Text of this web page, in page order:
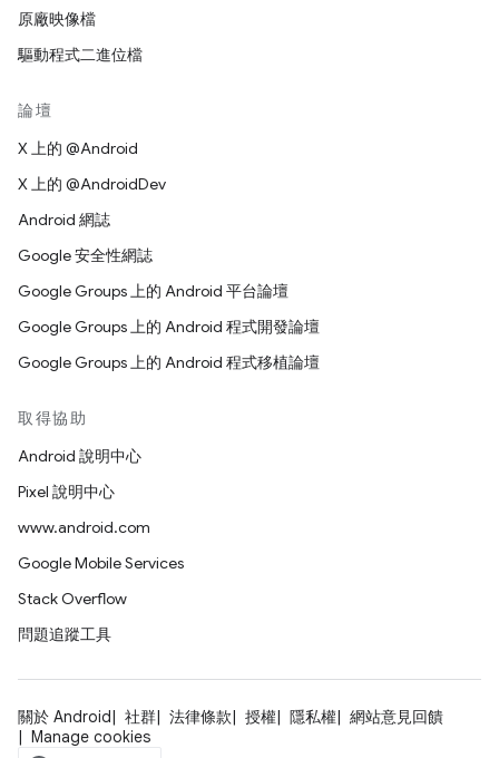
原廠映像檔
驅動程式二進位檔
論壇
X 上的 @Android
X 上的 @AndroidDev
Android 網誌
Google 安全性網誌
Google Groups 上的 Android 平台論壇
Google Groups 上的 Android 程式開發論壇
Google Groups 上的 Android 程式移植論壇
取得協助
Android 說明中心
Pixel 說明中心
www.android.com
Google Mobile Services
Stack Overflow
問題追蹤工具
關於 Android 社群 法律條款 授權 隱私權
網站意見回饋
Manage cookies